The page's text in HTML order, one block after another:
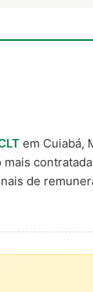
em Cuiabá,
mais
de